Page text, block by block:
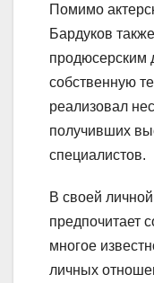
Помимо
Бардуков
продюсерским
собственную
реализовал
получивших
специалистов.
В своей
предпочитает
многое
личных